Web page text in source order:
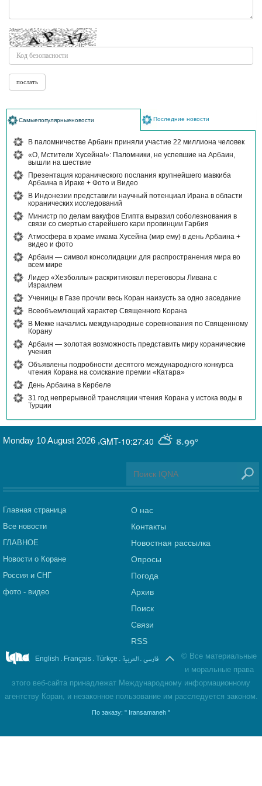
Самыепопулярныеновости Последние новости
В паломничестве Арбаин приняли участие 22 миллиона человек
«О, Мстители Хусейна!»: Паломники, не успевшие на Арбаин,
вышли на шествие
Презентация коранического послания крупнейшего мавкиба
Арбаина в Ираке + Фото и Видео
В Индонезии представили научный потенциал Ирана в области
коранических исследований
Министр по делам вакуфов Египта выразил соболезнования в
связи со смертью старейшего кари провинции Гарбия
Атмосфера в храме имама Хусейна (мир ему) в день Арбаина +
видео и фото
Арбаин — символ консолидации для распространения мира во
всем мире
Лидер «Хезболлы» раскритиковал переговоры Ливана с
Израилем
Ученицы в Газе прочли весь Коран наизусть за одно заседание
Всеобъемлющий характер Священного Корана
В Мекке начались международные соревнования по Священному
Корану
Арбаин — золотая возможность представить миру коранические
учения
Объявлены подробности десятого международного конкурса
чтения Корана на соискание премии «Катара»
День Арбаина в Кербеле
31 год непрерывной трансляции чтения Корана у истока воды в
Турции
GMT-10:27:40 8.99°
Monday 10 August 2026 ,
Главная страница
Все новости
ГЛАВНОЕ
Новости о Коране
Россия и СНГ
фото - видео
О нас
Контакты
Новостная рассылка
Опросы
Погода
Архив
Поиск
Связи
RSS
English . Français . Türkçe . العربیة . فارسی © Все материальные
и моральные права
этого веб-сайта принадлежат Международному информационному
агентству Коран, и незаконное пользование им расследуется законом.
По заказу: " Iransamaneh "